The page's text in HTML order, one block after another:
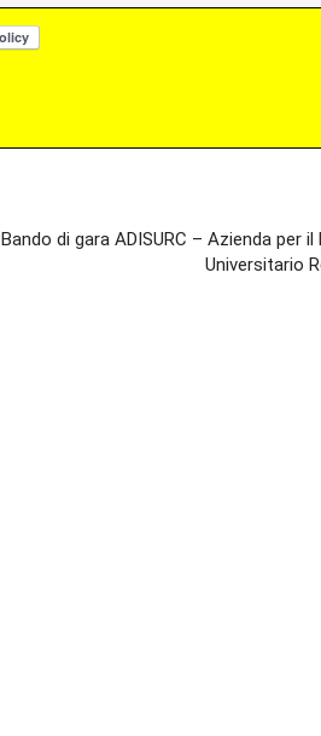
Bando di gara ADISURC – Azienda per
Universitario